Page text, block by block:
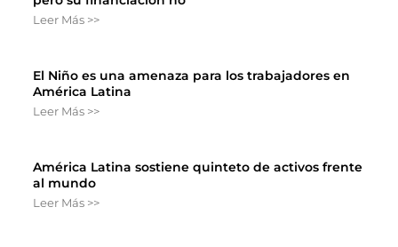
Leer Más >>
El Niño es una amenaza para los trabajadores en
América Latina
Leer Más >>
América Latina sostiene quinteto de activos frente
al mundo
Leer Más >>